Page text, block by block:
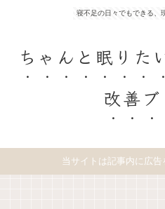
寝不足の日々でもできる、
ちゃんと眠りた
改善
当サイトは記事内に広